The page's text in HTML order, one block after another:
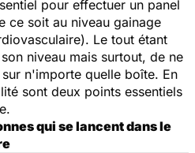
pour effectuer un panel
ce soit au niveau gainage
Le tout étant
niveau mais surtout, de ne
n'importe quelle boîte. En
sont deux points essentiels
qui se lancent dans le